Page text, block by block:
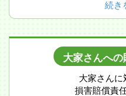
続き
大家さんへの
大家さんに
損害賠償責